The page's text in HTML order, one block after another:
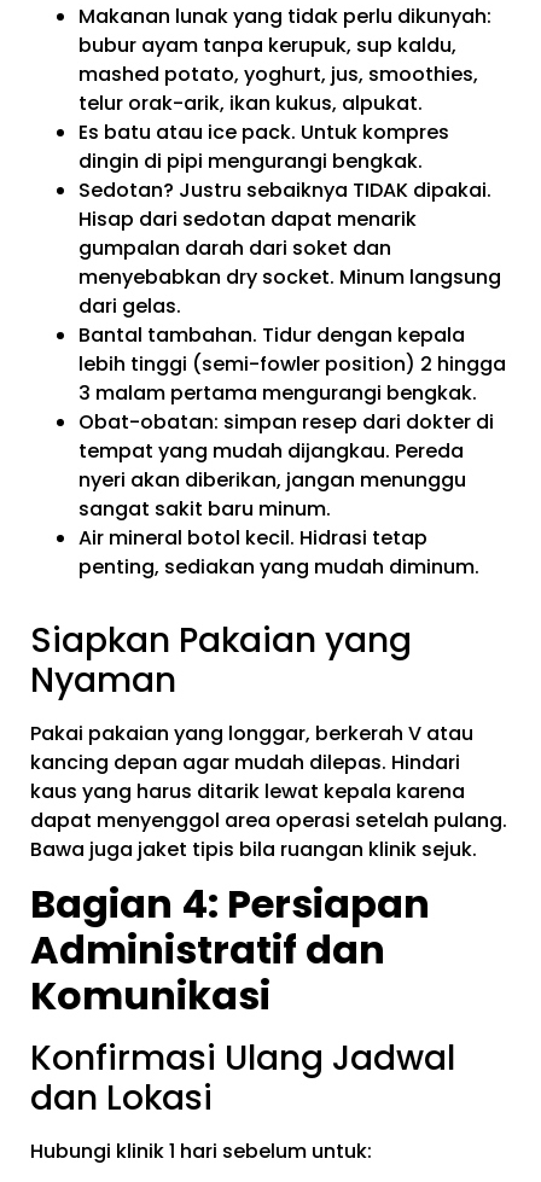
Makanan lunak yang tidak perlu dikunyah:
bubur ayam tanpa kerupuk, sup kaldu,
mashed potato, yoghurt, jus, smoothies,
telur orak-arik, ikan kukus, alpukat.
Es batu atau ice pack. Untuk kompres
dingin di pipi mengurangi bengkak.
Sedotan? Justru sebaiknya TIDAK dipakai.
Hisap dari sedotan dapat menarik
gumpalan darah dari soket dan
menyebabkan dry socket. Minum langsung
dari gelas.
Bantal tambahan. Tidur dengan kepala
lebih tinggi (semi-fowler position) 2 hingga
3 malam pertama mengurangi bengkak.
Obat-obatan: simpan resep dari dokter di
tempat yang mudah dijangkau. Pereda
nyeri akan diberikan, jangan menunggu
sangat sakit baru minum.
Air mineral botol kecil. Hidrasi tetap
penting, sediakan yang mudah diminum.
Siapkan Pakaian yang
Nyaman
Pakai pakaian yang longgar, berkerah V atau
kancing depan agar mudah dilepas. Hindari
kaus yang harus ditarik lewat kepala karena
dapat menyenggol area operasi setelah pulang.
Bawa juga jaket tipis bila ruangan klinik sejuk.
Bagian 4: Persiapan
Administratif dan
Komunikasi
Konfirmasi Ulang Jadwal
dan Lokasi
Hubungi klinik 1 hari sebelum untuk: